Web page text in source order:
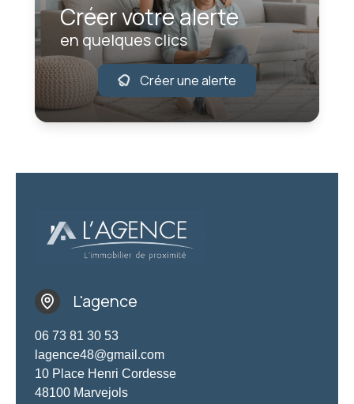
Créer votre alerte
en quelques clics
Créer une alerte
L'agence
06 73 81 30 53
lagence48@gmail.com
10 Place Henri Cordesse
48100 Marvejols